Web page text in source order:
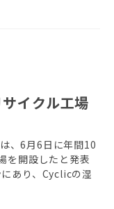
イクル工場
、6月6日に年間10
を開設したと発表
あり、Cyclicの湿